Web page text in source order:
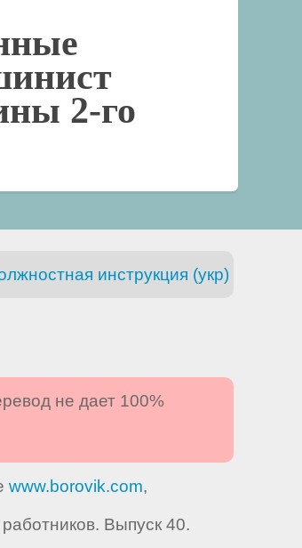
2-го
инструкция (укр)
не дает 100%
www.borovik.com,
Выпуск 40.